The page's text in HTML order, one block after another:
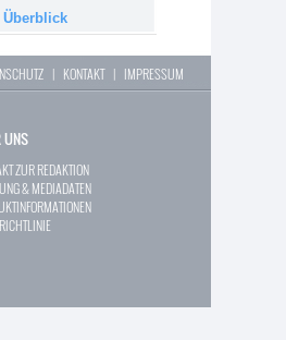
| KONTAKT| IMPRESSUM
UNS
ZUR REDAKTION
& MEDIADATEN